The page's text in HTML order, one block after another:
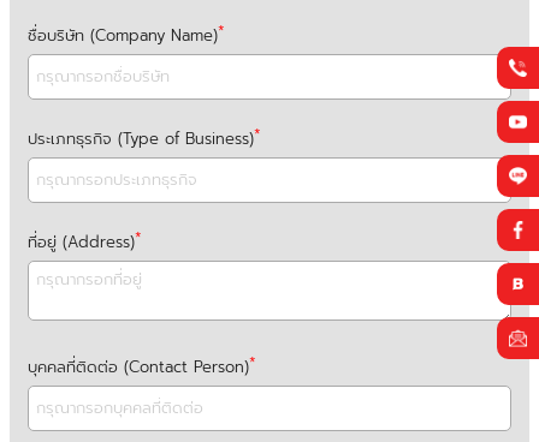
ชื่อบริษัท (Company Name)
ประเภทธุรกิจ (Type of Business)
ที่อยู่ (Address)
บุคคลที่ติดต่อ (Contact Person)